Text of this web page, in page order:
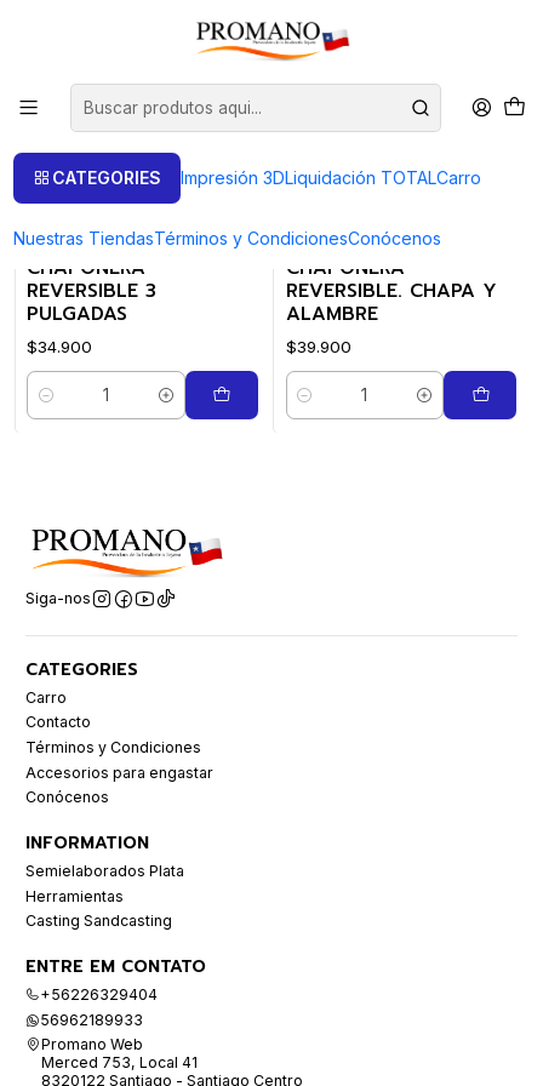
CATEGORIES Impresión 3DLiquidación TOTALCarro
Nuestras TiendasTérminos y CondicionesConócenos
Soldar Fundir Chaponeras
Chaponeras
FILTROS
0906011|
CHAPONERA
REVERSIBLE 3
PULGADAS
$34.900
Quantidade
09091970|
CHAPONERA
REVERSIBLE. CHAPA Y
ALAMBRE
$39.900
Quantidade
Siga-nos
CATEGORIES
Carro
Contacto
Términos y Condiciones
Accesorios para engastar
Conócenos
INFORMATION
Semielaborados Plata
Herramientas
Casting Sandcasting
ENTRE EM CONTATO
+56226329404
56962189933
Promano Web
Merced 753, Local 41
8320122 Santiago - Santiago Centro